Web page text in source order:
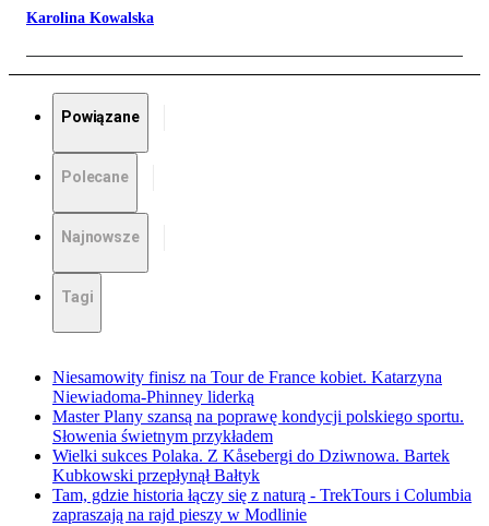
Karolina Kowalska
Powiązane
Polecane
Najnowsze
Tagi
Niesamowity finisz na Tour de France kobiet. Katarzyna
Niewiadoma-Phinney liderką
Master Plany szansą na poprawę kondycji polskiego sportu.
Słowenia świetnym przykładem
Wielki sukces Polaka. Z Kåsebergi do Dziwnowa. Bartek
Kubkowski przepłynął Bałtyk
Tam, gdzie historia łączy się z naturą - TrekTours i Columbia
zapraszają na rajd pieszy w Modlinie